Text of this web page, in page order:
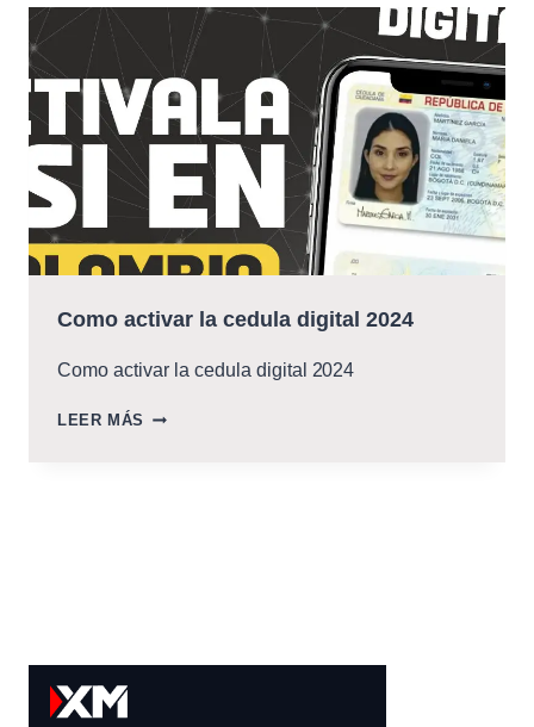
Como activar la cedula digital 2024
Como activar la cedula digital 2024
LEER MÁS COMO